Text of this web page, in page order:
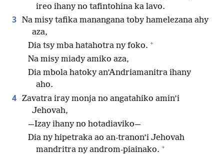
ireo ihany no tafintohina ka lavo.
3 Na misy tafika manangana toby hamelezana ahy
aza,
Dia tsy mba hatahotra ny foko. +
Na misy miady amiko aza,
Dia mbola hatoky an’Andriamanitra ihany
aho.
4 Zavatra iray monja no angatahiko amin’i
Jehovah,
—Izay ihany no hotadiaviko—
Dia ny hipetraka ao an-tranon’i Jehovah
mandritra ny androm-piainako. +